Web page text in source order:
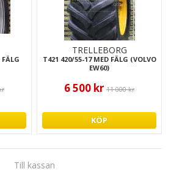
TRELLEBORG
T421 420/55-17 MED FÄLG (VOLVO
EW60)
6 500 kr 11 000 kr
KÖP
Till kassan